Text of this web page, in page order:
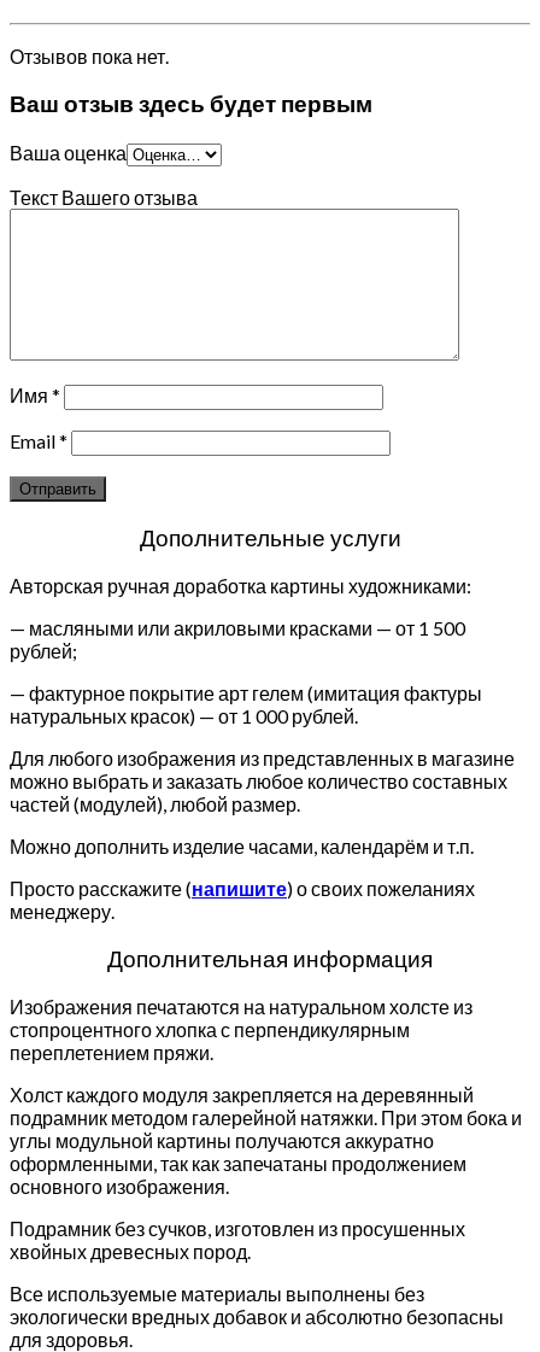
Отзывов пока нет.
Ваш отзыв здесь будет первым
Ваша оценка
Текст Вашего отзыва
Имя *
Email*
Дополнительные услуги
Авторская ручная доработка картины художниками:
— масляными или акриловыми красками — от 1 500
рублей;
— фактурное покрытие арт гелем (имитация фактуры
натуральных красок) — от 1 000 рублей.
Для любого изображения из представленных в магазине
можно выбрать и заказать любое количество составных
частей (модулей), любой размер.
Можно дополнить изделие часами, календарём и т.п.
Просто расскажите (напишите) о своих пожеланиях
менеджеру.
Дополнительная информация
Изображения печатаются на натуральном холсте из
стопроцентного хлопка с перпендикулярным
переплетением пряжи.
Холст каждого модуля закрепляется на деревянный
подрамник методом галерейной натяжки. При этом бока и
углы модульной картины получаются аккуратно
оформленными, так как запечатаны продолжением
основного изображения.
Подрамник без сучков, изготовлен из просушенных
хвойных древесных пород.
Все используемые материалы выполнены без
экологически вредных добавок и абсолютно безопасны
для здоровья.